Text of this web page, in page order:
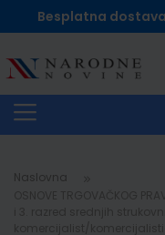
Besplatna
Naslovna